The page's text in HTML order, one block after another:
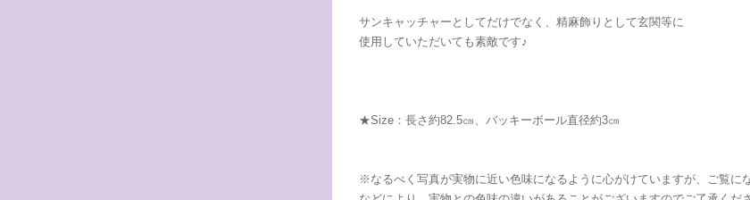
サンキャッチャーとしてだけでなく、精麻飾りとして玄関等に
使用していただいても素敵です♪
★Size：長さ約82.5㎝、バッキーボール直径約3㎝
※なるべく写真が実物に近い色味になるように心がけていますが、ご覧に